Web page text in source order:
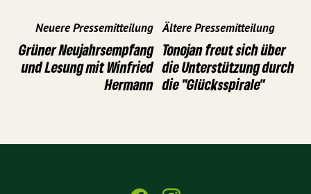
Neuere Pressemitteilung
Grüner Neujahrsempfang
und Lesung mit Winfried
Hermann
Ältere Pressemitteilung
Tonojan freut sich über
die Unterstützung durch
die "Glücksspirale"